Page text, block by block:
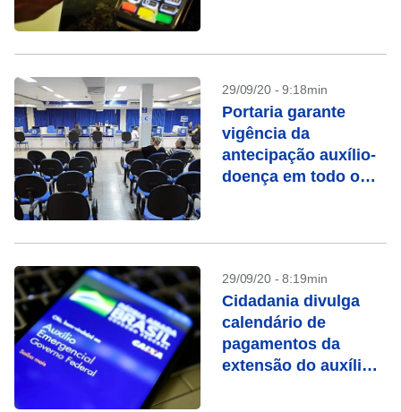
29/09/20 - 9:18min
Portaria garante
vigência da
antecipação auxílio-
doença em todo o
29/09/20 - 8:19min
Cidadania divulga
calendário de
pagamentos da
extensão do auxílio